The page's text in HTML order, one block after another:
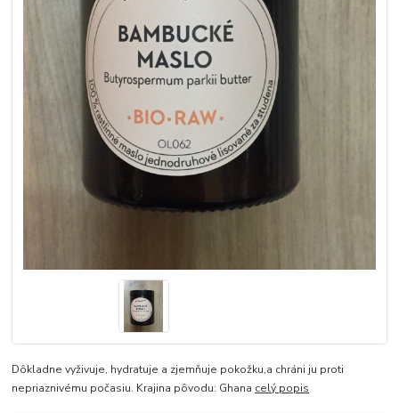
Dôkladne vyživuje, hydratuje a zjemňuje pokožku,a chráni ju proti
nepriaznivému počasiu. Krajina pôvodu: Ghana celý popis